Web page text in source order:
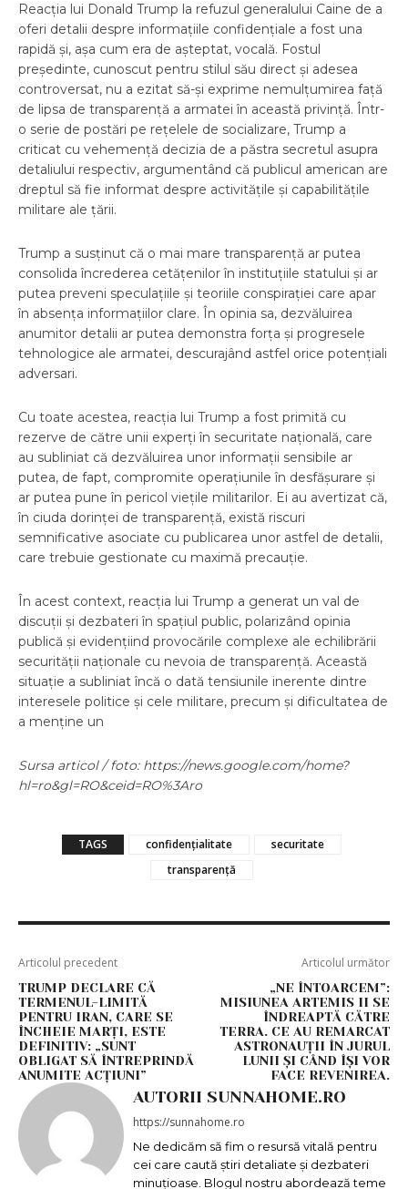
Reacția lui Donald Trump la refuzul generalului Caine de a
oferi detalii despre informațiile confidențiale a fost una
rapidă și, așa cum era de așteptat, vocală. Fostul
președinte, cunoscut pentru stilul său direct și adesea
controversat, nu a ezitat să-și exprime nemulțumirea față
de lipsa de transparență a armatei în această privință. Într-
o serie de postări pe rețelele de socializare, Trump a
criticat cu vehemență decizia de a păstra secretul asupra
detaliului respectiv, argumentând că publicul american are
dreptul să fie informat despre activitățile și capabilitățile
militare ale țării.
Trump a susținut că o mai mare transparență ar putea
consolida încrederea cetățenilor în instituțiile statului și ar
putea preveni speculațiile și teoriile conspirației care apar
în absența informațiilor clare. În opinia sa, dezvăluirea
anumitor detalii ar putea demonstra forța și progresele
tehnologice ale armatei, descurajând astfel orice potențiali
adversari.
Cu toate acestea, reacția lui Trump a fost primită cu
rezerve de către unii experți în securitate națională, care
au subliniat că dezvăluirea unor informații sensibile ar
putea, de fapt, compromite operațiunile în desfășurare și
ar putea pune în pericol viețile militarilor. Ei au avertizat că,
în ciuda dorinței de transparență, există riscuri
semnificative asociate cu publicarea unor astfel de detalii,
care trebuie gestionate cu maximă precauție.
În acest context, reacția lui Trump a generat un val de
discuții și dezbateri în spațiul public, polarizând opinia
publică și evidențiind provocările complexe ale echilibrării
securității naționale cu nevoia de transparență. Această
situație a subliniat încă o dată tensiunile inerente dintre
interesele politice și cele militare, precum și dificultatea de
a menține un
Sursa articol / foto: https://news.google.com/home?
hl=ro&gl=RO&ceid=RO%3Aro
TAGS confidențialitate
securitate
transparență
Articolul precedent
TRUMP DECLARE CĂ
TERMENUL-LIMITĂ
PENTRU IRAN, CARE SE
ÎNCHEIE MARȚI, ESTE
DEFINITIV: „SUNT
OBLIGAT SĂ ÎNTREPRINDĂ
ANUMITE ACȚIUNI”
Articolul următor
„NE ÎNTOARCEM”:
MISIUNEA ARTEMIS II SE
ÎNDREAPTĂ CĂTRE
TERRA. CE AU REMARCAT
ASTRONAUȚII ÎN JURUL
LUNII ȘI CÂND ÎȘI VOR
FACE REVENIREA.
AUTORII SUNNAHOME.RO
https://sunnahome.ro
Ne dedicăm să fim o resursă vitală pentru
cei care caută știri detaliate și dezbateri
minuțioase. Blogul nostru abordează teme